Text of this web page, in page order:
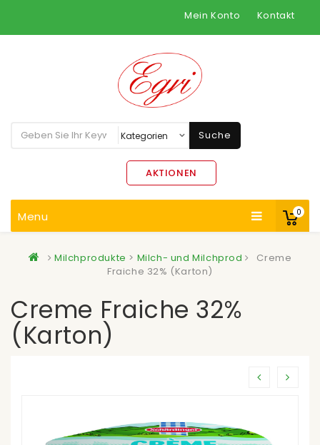
Mein Konto Kontakt
0
Suche
AKTIONEN
Menu
Milchprodukte > Milch- und Milchprod
Creme
Fraiche 32% (Karton)
Creme Fraiche 32%
(Karton)